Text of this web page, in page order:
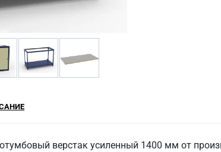
верстак усиленный 1400 мм от